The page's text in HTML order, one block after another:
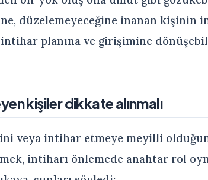
düzelemeyeceğine inanan kişinin
planına ve girişimine
kişiler dikkate alınmalı
veya intihar etmeye meyilli
intiharı önlemede anahtar rol